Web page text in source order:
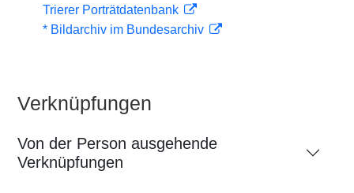
Trierer Porträtdatenbank
* Bildarchiv im Bundesarchiv
Verknüpfungen
Von der Person ausgehende
Verknüpfungen